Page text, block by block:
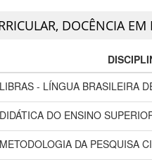
DOCÊNCIA EM
LIBRAS - LÍNGUA BRASILEIRA
DIDÁTICA DO ENSINO
METODOLOGIA DA PESQUISA